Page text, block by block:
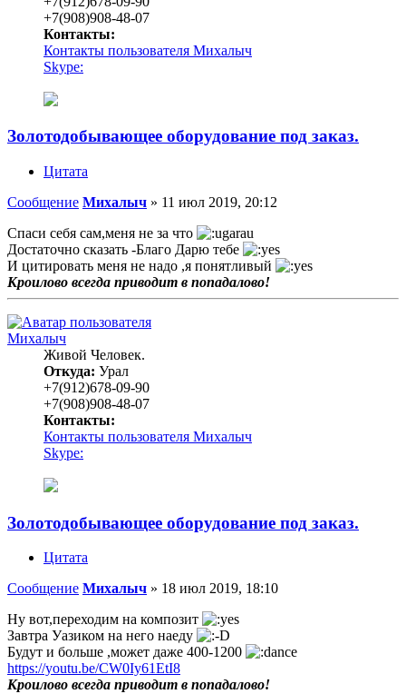
+7(908)908-48-07
Контакты:
Контакты пользователя Михалыч
Skype:
Золотодобывающее оборудование под заказ.
Цитата
Сообщение Михалыч » 11 июл 2019, 20:12
Спаси себя сам,меня не за что
Достаточно сказать -Благо Дарю тебе
И цитировать меня не надо ,я понятливый
Кроилово всегда приводит в попадалово!
Михалыч
Живой Человек.
Откуда: Урал
+7(912)678-09-90
+7(908)908-48-07
Контакты:
Контакты пользователя Михалыч
Skype:
Золотодобывающее оборудование под заказ.
Цитата
Сообщение Михалыч » 18 июл 2019, 18:10
Ну вот,переходим на композит
Завтра Уазиком на него наеду
Будут и больше ,может даже 400-1200
https://youtu.be/CW0Iy61EtI8
Кроилово всегда приводит в попадалово!